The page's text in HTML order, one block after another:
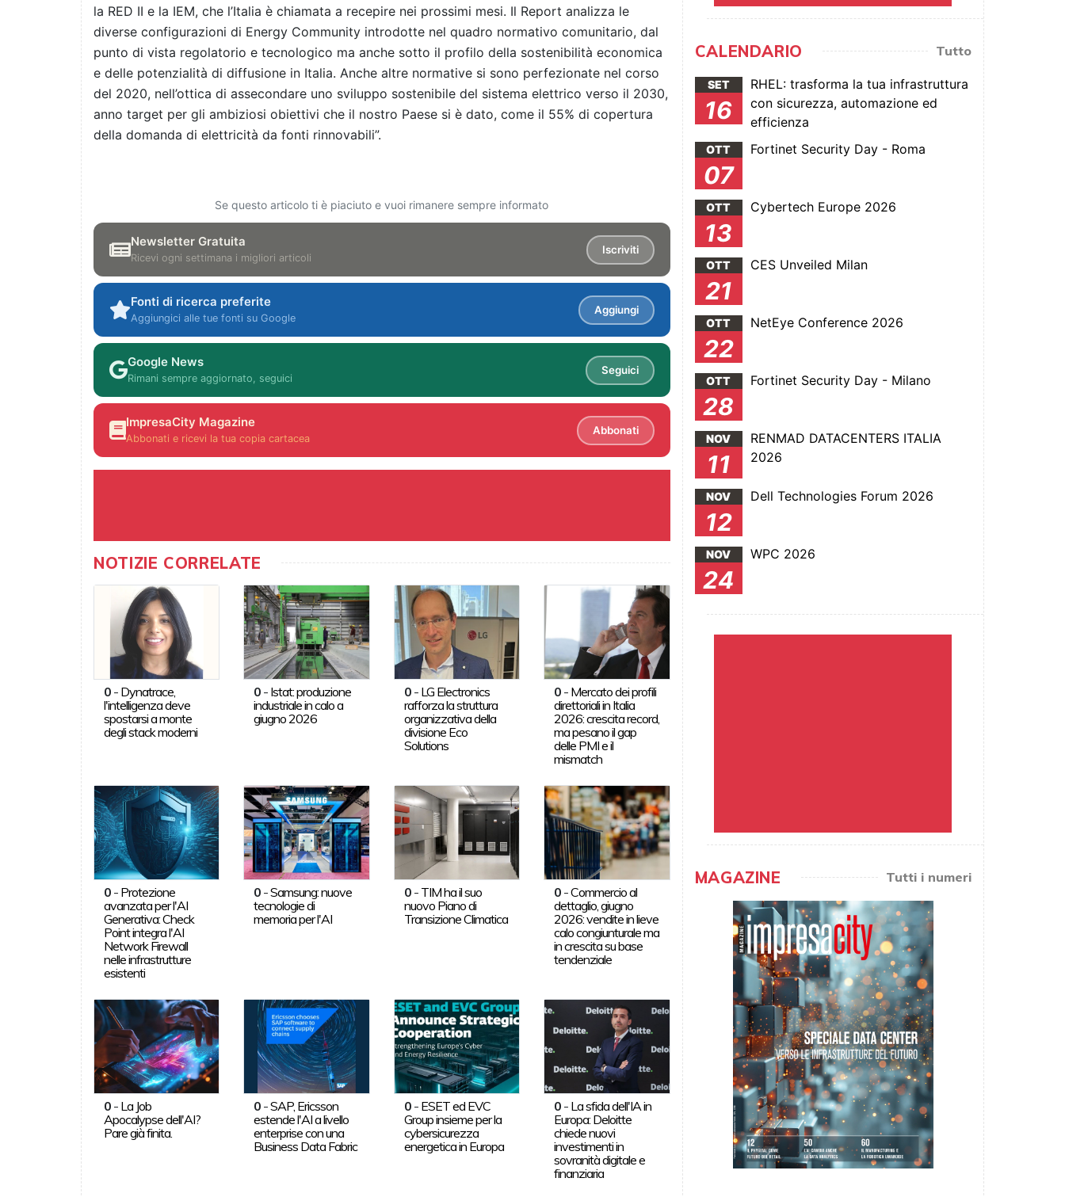
la RED II e la IEM, che l’Italia è chiamata a recepire nei prossimi mesi. Il Report analizza le
diverse configurazioni di Energy Community introdotte nel quadro normativo comunitario, dal
punto di vista regolatorio e tecnologico ma anche sotto il profilo della sostenibilità economica
e delle potenzialità di diffusione in Italia. Anche altre normative si sono perfezionate nel corso
del 2020, nell’ottica di assecondare uno sviluppo sostenibile del sistema elettrico verso il 2030,
anno target per gli ambiziosi obiettivi che il nostro Paese si è dato, come il 55% di copertura
della domanda di elettricità da fonti rinnovabili”.
Se questo articolo ti è piaciuto e vuoi rimanere sempre informato
Newsletter Gratuita
Ricevi ogni settimana i migliori articoli
Iscriviti
Fonti di ricerca preferite
Aggiungici alle tue fonti su Google
Aggiungi
Google News
Rimani sempre aggiornato, seguici
Seguici
ImpresaCity Magazine
Abbonati e ricevi la tua copia cartacea
Abbonati
NOTIZIE CORRELATE
0- Dynatrace,
l'intelligenza deve
spostarsi a monte
degli stack moderni
0 - Istat: produzione
industriale in calo a
giugno 2026
0- LG Electronics
rafforza la struttura
organizzativa della
divisione Eco
Solutions
0 - Mercato dei profili
direttoriali in Italia
2026: crescita record,
ma pesano il gap
delle PMI e il
mismatch
0- Protezione
avanzata per l'AI
Generativa: Check
Point integra l'AI
Network Firewall
nelle infrastrutture
esistenti
0 -Samsung: nuove
tecnologie di
memoria per l'AI
0- TIM ha il suo
nuovo Piano di
Transizione Climatica
0 -Commercio al
dettaglio, giugno
2026: vendite in lieve
calo congiunturale ma
in crescita su base
tendenziale
0- La Job
Apocalypse dell'AI?
Pare già finita.
0 -SAP, Ericsson
estende l'AI a livello
enterprise con una
Business Data Fabric
0- ESET ed EVC
Group insieme per la
cybersicurezza
energetica in Europa
0 - La sfida dell'IA in
Europa: Deloitte
chiede nuovi
investimenti in
sovranità digitale e
finanziaria
CALENDARIO Tutto
SET
16
RHEL: trasforma la tua infrastruttura
con sicurezza, automazione ed
efficienza
OTT
07
Fortinet Security Day - Roma
OTT
13
Cybertech Europe 2026
OTT
21
CES Unveiled Milan
OTT
22
NetEye Conference 2026
OTT
28
Fortinet Security Day - Milano
NOV
11
RENMAD DATACENTERS ITALIA
2026
NOV
12
Dell Technologies Forum 2026
NOV
24
WPC 2026
MAGAZINE Tutti i numeri